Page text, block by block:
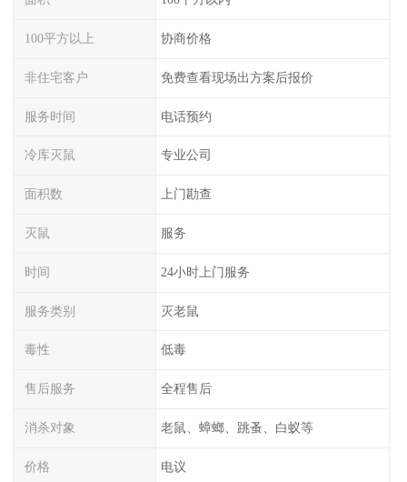
100平方以上 协商价格
非住宅客户 免费查看现场出方案后报价
服务时间 电话预约
冷库灭鼠 专业公司
面积数 上门勘查
灭鼠 服务
时间 24小时上门服务
服务类别 灭老鼠
毒性 低毒
售后服务 全程售后
消杀对象 老鼠、蟑螂、跳蚤、白蚁等
价格 电议